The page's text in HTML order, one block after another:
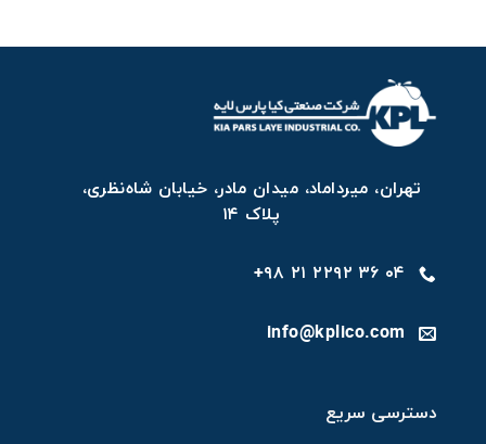
تهران، میرداماد، میدان مادر، خیابان شاه‌نظری،
پلاک ۱۴
۰۴ ۳۶ ۲۲۹۲ ۲۱ ۹۸+
info@kplico.com
دسترسی سریع